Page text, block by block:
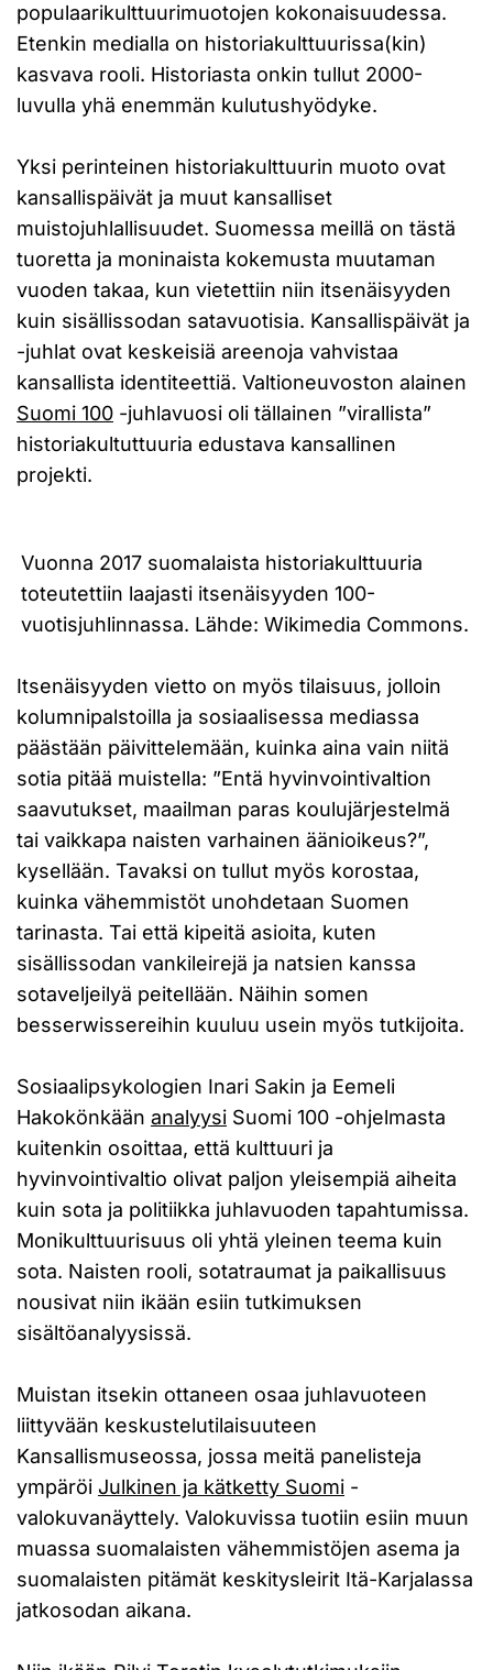
populaarikulttuurimuotojen kokonaisuudessa.
Etenkin medialla on historiakulttuurissa(kin)
kasvava rooli. Historiasta onkin tullut 2000-
luvulla yhä enemmän kulutushyödyke.
Yksi perinteinen historiakulttuurin muoto ovat
kansallispäivät ja muut kansalliset
muistojuhlallisuudet. Suomessa meillä on tästä
tuoretta ja moninaista kokemusta muutaman
vuoden takaa, kun vietettiin niin itsenäisyyden
kuin sisällissodan satavuotisia. Kansallispäivät ja
-juhlat ovat keskeisiä areenoja vahvistaa
kansallista identiteettiä. Valtioneuvoston alainen
Suomi 100 -juhlavuosi oli tällainen ”virallista”
historiakultuttuuria edustava kansallinen
projekti.
Vuonna 2017 suomalaista historiakulttuuria
toteutettiin laajasti itsenäisyyden 100-
vuotisjuhlinnassa. Lähde: Wikimedia Commons.
Itsenäisyyden vietto on myös tilaisuus, jolloin
kolumnipalstoilla ja sosiaalisessa mediassa
päästään päivittelemään, kuinka aina vain niitä
sotia pitää muistella: ”Entä hyvinvointivaltion
saavutukset, maailman paras koulujärjestelmä
tai vaikkapa naisten varhainen äänioikeus?”,
kysellään. Tavaksi on tullut myös korostaa,
kuinka vähemmistöt unohdetaan Suomen
tarinasta. Tai että kipeitä asioita, kuten
sisällissodan vankileirejä ja natsien kanssa
sotaveljeilyä peitellään. Näihin somen
besserwissereihin kuuluu usein myös tutkijoita.
Sosiaalipsykologien Inari Sakin ja Eemeli
Hakokönkään analyysi Suomi 100 -ohjelmasta
kuitenkin osoittaa, että kulttuuri ja
hyvinvointivaltio olivat paljon yleisempiä aiheita
kuin sota ja politiikka juhlavuoden tapahtumissa.
Monikulttuurisuus oli yhtä yleinen teema kuin
sota. Naisten rooli, sotatraumat ja paikallisuus
nousivat niin ikään esiin tutkimuksen
sisältöanalyysissä.
Muistan itsekin ottaneen osaa juhlavuoteen
liittyvään keskustelutilaisuuteen
Kansallismuseossa, jossa meitä panelisteja
ympäröi Julkinen ja kätketty Suomi -
valokuvanäyttely. Valokuvissa tuotiin esiin muun
muassa suomalaisten vähemmistöjen asema ja
suomalaisten pitämät keskitysleirit Itä-Karjalassa
jatkosodan aikana.